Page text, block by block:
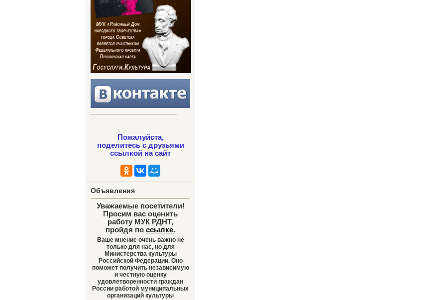
Пожалуйста,
поделитесь с друзьями
ссылкой на сайт
Объявления
Уважаемые посетители!
Просим вас оценить
работу МУК РДНТ,
пройдя по ссылке.
Ваше мнение очень важно не
только для нас, но для
Министерства культуры
Российской Федерации. Оно
поможет получить независимую
и честную оценку
удовлетворенности граждан
России работой муниципальных
организаций культуры